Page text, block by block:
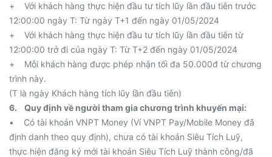
+ Với khách hàng thực hiện đầu tư tích lũy lần đầu tiên trước
12:00:00 ngày T: Từ ngày T+1 đến ngày 01/05/2024
+ Với khách hàng thực hiện đầu tư tích lũy lần đầu tiên từ
12:00:00 trở đi của ngày T: Từ T+2 đến ngày 01/05/2024
+ Mỗi khách hàng được phép nhận tối đa 50.000đ từ chương
trình này.
(T là ngày Khách hàng tích lũy lần đầu tiên)
6. Quy định về người tham gia chương trình khuyến mại:
• Có tài khoản VNPT Money (Ví VNPT Pay/Mobile Money đã
định danh theo quy định), chưa có tài khoản Siêu Tích Luỹ,
thực hiện đăng ký mới tài khoản Siêu Tích Luỹ thành công/đã